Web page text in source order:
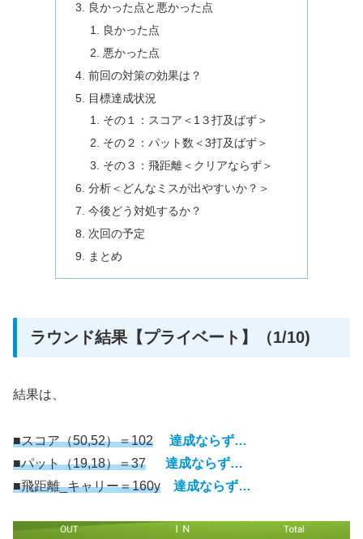
良かった点と悪かった点
良かった点
悪かった点
前回の対策の効果は？
目標達成状況
その１：スコア＜1３打及ばず＞
その２：パット数＜3打及ばず＞
その３：飛距離＜クリアならず＞
分析＜どんなミスが出やすいか？＞
今後どう対処するか？
次回の予定
まとめ
ラウンド結果【プライベート】（1/10)
結果は、
■スコア（50,52）＝102
達成ならず…
■パット（19,18）＝37
達成ならず…
■飛距離_キャリー＝160y
達成ならず…